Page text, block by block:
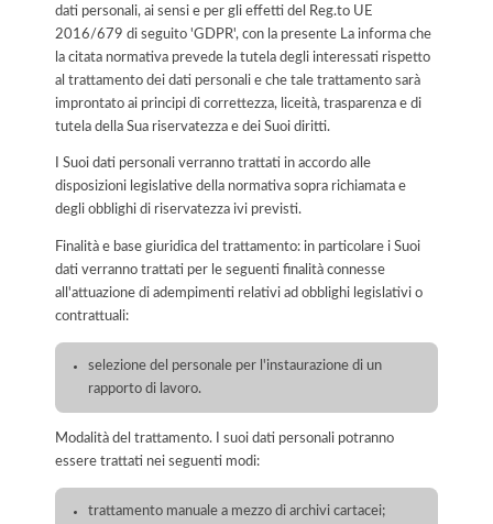
dati personali, ai sensi e per gli effetti del Reg.to UE
2016/679 di seguito 'GDPR', con la presente La informa che
la citata normativa prevede la tutela degli interessati rispetto
al trattamento dei dati personali e che tale trattamento sarà
improntato ai principi di correttezza, liceità, trasparenza e di
tutela della Sua riservatezza e dei Suoi diritti.
I Suoi dati personali verranno trattati in accordo alle
disposizioni legislative della normativa sopra richiamata e
degli obblighi di riservatezza ivi previsti.
Finalità e base giuridica del trattamento: in particolare i Suoi
dati verranno trattati per le seguenti finalità connesse
all'attuazione di adempimenti relativi ad obblighi legislativi o
contrattuali:
selezione del personale per l'instaurazione di un
rapporto di lavoro.
Modalità del trattamento. I suoi dati personali potranno
essere trattati nei seguenti modi:
trattamento manuale a mezzo di archivi cartacei;